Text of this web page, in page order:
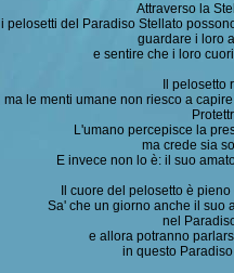
Attraverso la
i pelosetti del Paradiso Stellato
guardare i loro
e sentire che i loro
Il pelosetto
ma le menti umane non riesco a
L'umano percepisce la
ma crede sia
E invece non lo è: il suo
Il cuore del pelosetto è
Sa' che un giorno anche il suo
nel
e allora potranno
in questo